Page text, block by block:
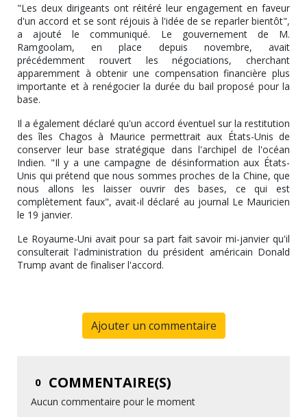
"Les deux dirigeants ont réitéré leur engagement en faveur
d'un accord et se sont réjouis à l'idée de se reparler bientôt",
a ajouté le communiqué. Le gouvernement de M.
Ramgoolam, en place depuis novembre, avait
précédemment rouvert les négociations, cherchant
apparemment à obtenir une compensation financière plus
importante et à renégocier la durée du bail proposé pour la
base.
Il a également déclaré qu'un accord éventuel sur la restitution
des îles Chagos à Maurice permettrait aux États-Unis de
conserver leur base stratégique dans l'archipel de l'océan
Indien. "Il y a une campagne de désinformation aux États-
Unis qui prétend que nous sommes proches de la Chine, que
nous allons les laisser ouvrir des bases, ce qui est
complètement faux", avait-il déclaré au journal Le Mauricien
le 19 janvier.
Le Royaume-Uni avait pour sa part fait savoir mi-janvier qu'il
consulterait l'administration du président américain Donald
Trump avant de finaliser l'accord.
Ajouter un commentaire
0 COMMENTAIRE(S)
Aucun commentaire pour le moment